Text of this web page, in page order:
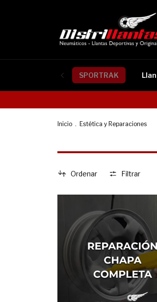
SPORTRAK
Inicio . Estética y Reparaciones
Ordenar Filtrar